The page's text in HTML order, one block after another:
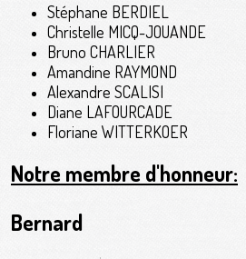
Stéphane BERDIEL
Christelle MICQ-JOUANDE
Bruno CHARLIER
Amandine RAYMOND
Alexandre SCALISI
Diane LAFOURCADE
Floriane WITTERKOER
Notre membre d'honneur:
Bernard